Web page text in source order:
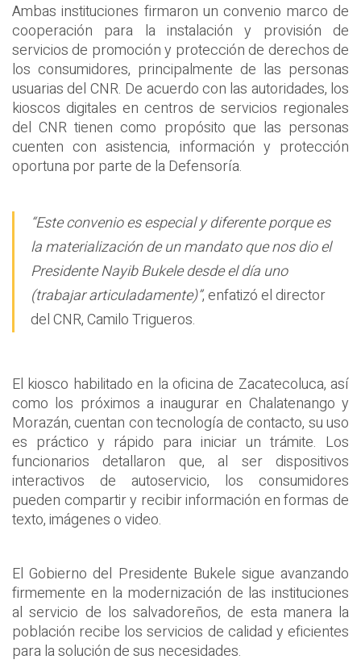
Ambas instituciones firmaron un convenio marco de
cooperación para la instalación y provisión de
servicios de promoción y protección de derechos de
los consumidores, principalmente de las personas
usuarias del CNR. De acuerdo con las autoridades, los
kioscos digitales en centros de servicios regionales
del CNR tienen como propósito que las personas
cuenten con asistencia, información y protección
oportuna por parte de la Defensoría.
“Este convenio es especial y diferente porque es
la materialización de un mandato que nos dio el
Presidente Nayib Bukele desde el día uno
(trabajar articuladamente)”, enfatizó el director
del CNR, Camilo Trigueros.
El kiosco habilitado en la oficina de Zacatecoluca, así
como los próximos a inaugurar en Chalatenango y
Morazán, cuentan con tecnología de contacto, su uso
es práctico y rápido para iniciar un trámite. Los
funcionarios detallaron que, al ser dispositivos
interactivos de autoservicio, los consumidores
pueden compartir y recibir información en formas de
texto, imágenes o video.
El Gobierno del Presidente Bukele sigue avanzando
firmemente en la modernización de las instituciones
al servicio de los salvadoreños, de esta manera la
población recibe los servicios de calidad y eficientes
para la solución de sus necesidades.